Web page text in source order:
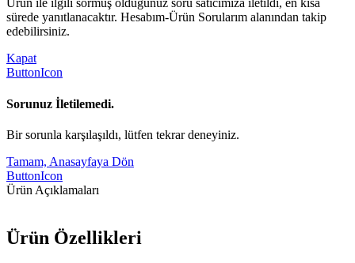
Ürün ile ilgili sormuş olduğunuz soru satıcımıza iletildi, en kısa
sürede yanıtlanacaktır. Hesabım-Ürün Sorularım alanından takip
edebilirsiniz.
Kapat
ButtonIcon
Sorunuz İletilemedi.
Bir sorunla karşılaşıldı, lütfen tekrar deneyiniz.
Tamam, Anasayfaya Dön
ButtonIcon
Ürün Açıklamaları
Ürün Özellikleri